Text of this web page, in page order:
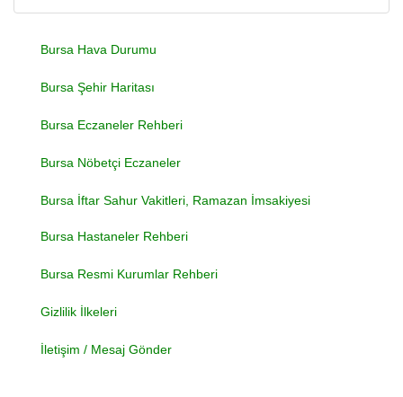
Bursa Hava Durumu
Bursa Şehir Haritası
Bursa Eczaneler Rehberi
Bursa Nöbetçi Eczaneler
Bursa İftar Sahur Vakitleri, Ramazan İmsakiyesi
Bursa Hastaneler Rehberi
Bursa Resmi Kurumlar Rehberi
Gizlilik İlkeleri
İletişim / Mesaj Gönder